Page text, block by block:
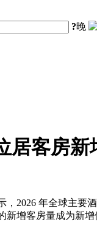
?晚
居客房新
2026 年全球主要
新增客房量成为新增